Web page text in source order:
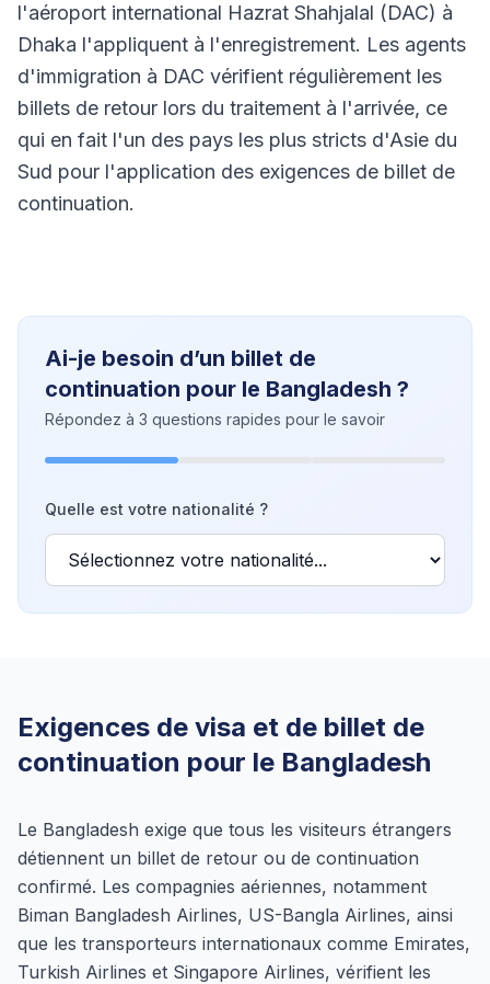
l'aéroport international Hazrat Shahjalal (DAC) à
Dhaka l'appliquent à l'enregistrement. Les agents
d'immigration à DAC vérifient régulièrement les
billets de retour lors du traitement à l'arrivée, ce
qui en fait l'un des pays les plus stricts d'Asie du
Sud pour l'application des exigences de billet de
continuation.
Ai-je besoin d’un billet de
continuation pour le Bangladesh ?
Répondez à 3 questions rapides pour le savoir
Quelle est votre nationalité ?
Exigences de visa et de billet de
continuation pour le Bangladesh
Le Bangladesh exige que tous les visiteurs étrangers
détiennent un billet de retour ou de continuation
confirmé. Les compagnies aériennes, notamment
Biman Bangladesh Airlines, US-Bangla Airlines, ainsi
que les transporteurs internationaux comme Emirates,
Turkish Airlines et Singapore Airlines, vérifient les